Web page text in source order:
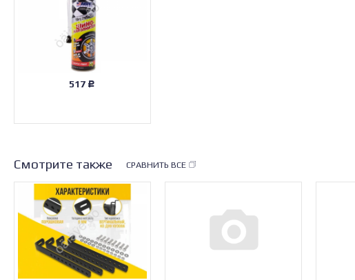
517 Р
Смотрите также СРАВНИТЬ ВСЕ